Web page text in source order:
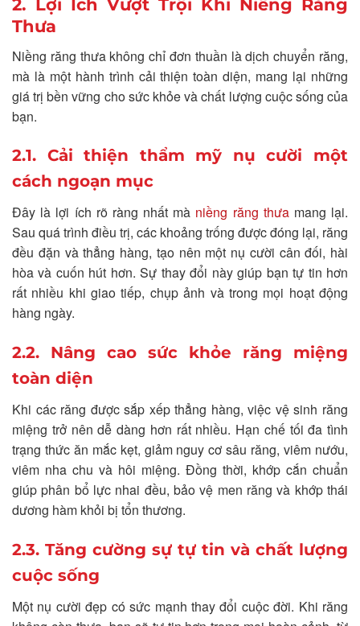
2. Lợi Ích Vượt Trội Khi Niềng Răng
Thưa
Niềng răng thưa không chỉ đơn thuần là dịch chuyển răng,
mà là một hành trình cải thiện toàn diện, mang lại những
giá trị bền vững cho sức khỏe và chất lượng cuộc sống của
bạn.
2.1. Cải thiện thẩm mỹ nụ cười một
cách ngoạn mục
Đây là lợi ích rõ ràng nhất mà niềng răng thưamang lại.
Sau quá trình điều trị, các khoảng trống được đóng lại, răng
đều đặn và thẳng hàng, tạo nên một nụ cười cân đối, hài
hòa và cuốn hút hơn. Sự thay đổi này giúp bạn tự tin hơn
rất nhiều khi giao tiếp, chụp ảnh và trong mọi hoạt động
hàng ngày.
2.2. Nâng cao sức khỏe răng miệng
toàn diện
Khi các răng được sắp xếp thẳng hàng, việc vệ sinh răng
miệng trở nên dễ dàng hơn rất nhiều. Hạn chế tối đa tình
trạng thức ăn mắc kẹt, giảm nguy cơ sâu răng, viêm nướu,
viêm nha chu và hôi miệng. Đồng thời, khớp cắn chuẩn
giúp phân bổ lực nhai đều, bảo vệ men răng và khớp thái
dương hàm khỏi bị tổn thương.
2.3. Tăng cường sự tự tin và chất lượng
cuộc sống
Một nụ cười đẹp có sức mạnh thay đổi cuộc đời. Khi răng